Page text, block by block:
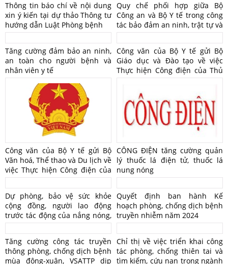
Thông tin báo chí về nội dung
xin ý kiến tại dự thảo Thông tư
hướng dẫn Luật Phòng bệnh
Quy chế phối hợp giữa Bộ
Công an và Bộ Y tế trong công
tác bảo đảm an ninh, trật tự và
lĩnh vực y tế
Tăng cường đảm bảo an ninh,
an toàn cho người bệnh và
nhân viên y tế
Công văn của Bộ Y tế gửi Bộ
Giáo dục và Đào tạo về việc
Thực hiện Công điện của Thủ
tướng Chính phủ về đẩy
phòng, chống bệnh Sởi
Công văn của Bộ Y tế gửi Bộ
Văn hoá, Thể thao và Du lịch về
việc Thực hiện Công điện của
Thủ tướng Chính phủ về đẩy
nhanh tiêm chủng vắc xin
phòng, chống bệnh Sởi
CÔNG ĐIỆN tăng cường quản
lý thuốc lá điện tử, thuốc lá
nung nóng
Dự phòng, bảo vệ sức khỏe
cộng đồng, người lao động
trước tác động của nắng nóng,
hạn hán, xâm nhập mặn
Quyết định ban hành Kế
hoạch phòng, chống dịch bệnh
truyền nhiễm năm 2024
Tăng cường công tác truyền
thông phòng, chống dịch bệnh
mùa đông-xuân, VSATTP dịp
Chỉ thị về việc triển khai công
tác phòng, chống thiên tai và
tìm kiếm, cứu nạn trong ngành